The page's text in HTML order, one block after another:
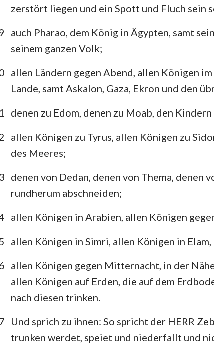
zerstört liegen und ein Spott und Fluch sein
auch Pharao, dem König in Ägypten, samt
seinem ganzen Volk;
allen Ländern gegen Abend, allen Königen
Lande, samt Askalon, Gaza, Ekron und den
denen zu Edom, denen zu Moab, den
allen Königen zu Tyrus, allen Königen zu
des Meeres;
denen von Dedan, denen von Thema, denen
rundherum abschneiden;
allen Königen in Arabien, allen Königen
allen Königen in Simri, allen Königen in
allen Königen gegen Mitternacht, in der
allen Königen auf Erden, die auf dem
nach diesen trinken.
Und sprich zu ihnen: So spricht der HERR
trunken werdet, speiet und niederfallt und